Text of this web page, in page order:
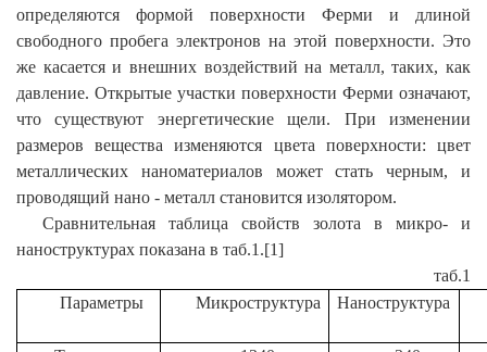
определяются формой поверхности Ферми и длиной
свободного пробега электронов на этой поверхности. Это
же касается и внешних воздействий на металл, таких, как
давление. Открытые участки поверхности Ферми означают,
что существуют энергетические щели. При изменении
размеров вещества изменяются цвета поверхности: цвет
металлических наноматериалов может стать черным, и
проводящий нано - металл становится изолятором.
Сравнительная таблица свойств золота в микро- и
наноструктурах показана в таб.1.[1]
таб.1
Параметры
Микроструктура Наноструктура